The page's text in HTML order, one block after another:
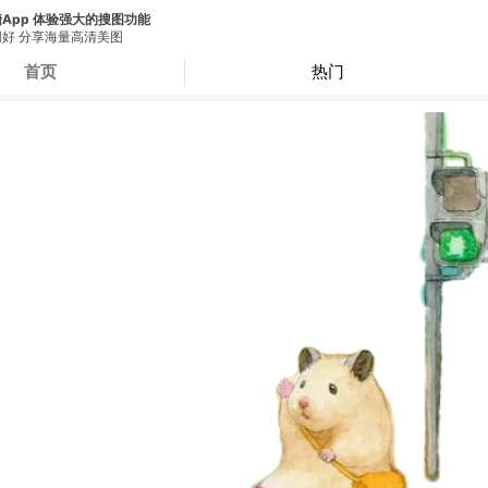
体验强大的搜图功能
分享海量高清美图
首页 热门